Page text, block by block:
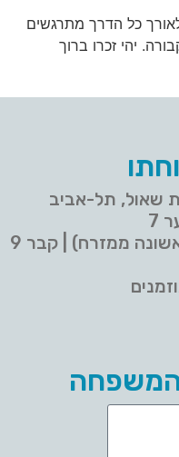
כל הדרך מתרגשים
יהי זכרו ברוך
שאול, תל-אביב
7
המשפחה